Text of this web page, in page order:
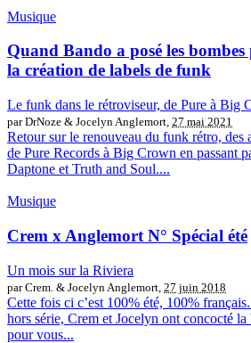
Musique
Quand Bando a posé les
la création de labels de funk
Le funk dans le rétroviseur, de Pure à Big
par DrNoze & Jocelyn Anglemort, 27 mai 2021
Retour sur le renouveau du funk rétro, des
de Pure Records à Big Crown en passant
Daptone et Truth and Soul....
Musique
Crem x Anglemort N° Spécial été
Un mois sur la Riviera
par Crem. & Jocelyn Anglemort, 27 juin 2018
Cette fois ci c’est 100% été, 100%
hors série, Crem et Jocelyn ont concocté
pour vous...